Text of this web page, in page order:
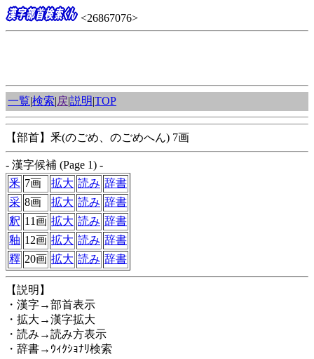
<26867076>
一覧|検索|戻|説明|TOP
【部首】釆(のごめ、のごめへん) 7画
- 漢字候補 (Page 1) -
釆 7画 拡大 読み 辞書
采 8画 拡大 読み 辞書
釈 11画 拡大 読み 辞書
釉 12画 拡大 読み 辞書
釋 20画 拡大 読み 辞書
【説明】
・漢字→部首表示
・拡大→漢字拡大
・読み→読み方表示
・辞書→ｳｨｸｼｮﾅﾘ検索